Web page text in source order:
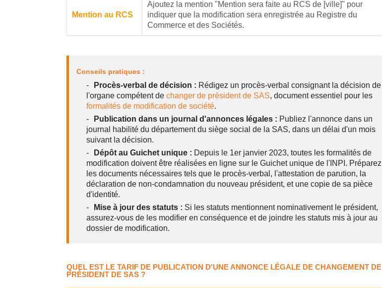
Mention au RCS
Ajoutez la mention "Mention sera faite au RCS de [ville]" pour
indiquer que la modification sera enregistrée au Registre du
Commerce et des Sociétés.
Conseils pratiques :
Procès-verbal de décision : Rédigez un procès-verbal consignant la décision de
l'organe compétent de changer de président de SAS, document essentiel pour les
formalités de modification de société.
Publication dans un journal d'annonces légales : Publiez l'annonce dans un
journal habilité du département du siège social de la SAS, dans un délai d'un mois
suivant la décision.
Dépôt au Guichet unique : Depuis le 1er janvier 2023, toutes les formalités de
modification doivent être réalisées en ligne sur le Guichet unique de l'INPI. Préparez
les documents nécessaires tels que le procès-verbal, l'attestation de parution, la
déclaration de non-condamnation du nouveau président, et une copie de sa pièce
d'identité.
Mise à jour des statuts : Si les statuts mentionnent nominativement le président,
assurez-vous de les modifier en conséquence et de joindre les statuts mis à jour au
dossier de modification.
QUEL EST LE TARIF DE PUBLICATION D'UNE ANNONCE LÉGALE DE CHANGEMENT DE
PRÉSIDENT DE SAS ?